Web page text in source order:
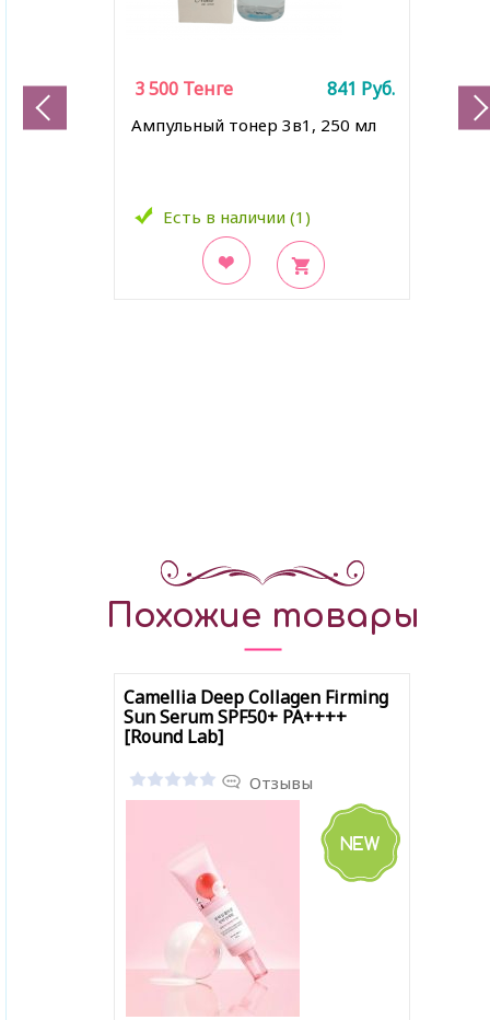
Ампульный тонер 3в1, 250 мл
Есть в наличии (1)
3 500 Тенге 841 Руб.
Похожие товары
Camellia Deep Collagen Firming
Sun Serum SPF50+ PA++++
[Round Lab]
Отзывы